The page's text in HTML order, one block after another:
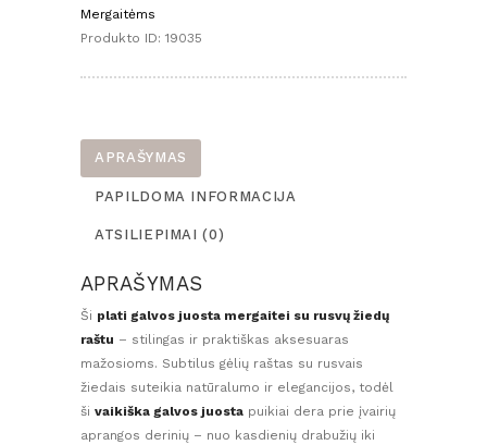
mergaitei
–
žiedai
(
Mergaitėms
Produkto ID: 19035
APRAŠYMAS
PAPILDOMA INFORMACIJA
ATSILIEPIMAI (0)
APRAŠYMAS
Ši plati galvos juosta mergaitei su rusvų žiedų
raštu – stilingas ir praktiškas aksesuaras
mažosioms. Subtilus gėlių raštas su rusvais
žiedais suteikia natūralumo ir elegancijos, todėl
ši vaikiška galvos juosta puikiai dera prie įvairių
aprangos derinių – nuo kasdienių drabužių iki